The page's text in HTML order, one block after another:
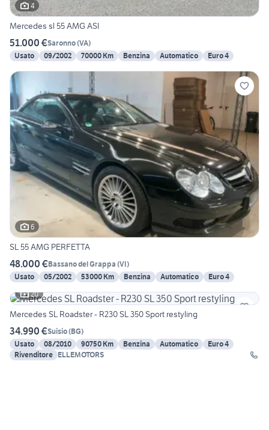
4
Mercedes sl 55 AMG ASI
51.000 €Saronno(VA)
Usato
09/2002 70000 Km Benzina Automatico Euro 4
6
SL 55 AMG PERFETTA
48.000 €Bassano del Grappa (VI)
Usato
05/2002 53000 Km Benzina Automatico
Euro 4
20
Mercedes SL Roadster - R230 SL 350 Sport restyling
34.990 €Suisio(BG)
Usato
08/2010 90750 Km Benzina Automatico
Euro 4
Rivenditore ELLEMOTORS